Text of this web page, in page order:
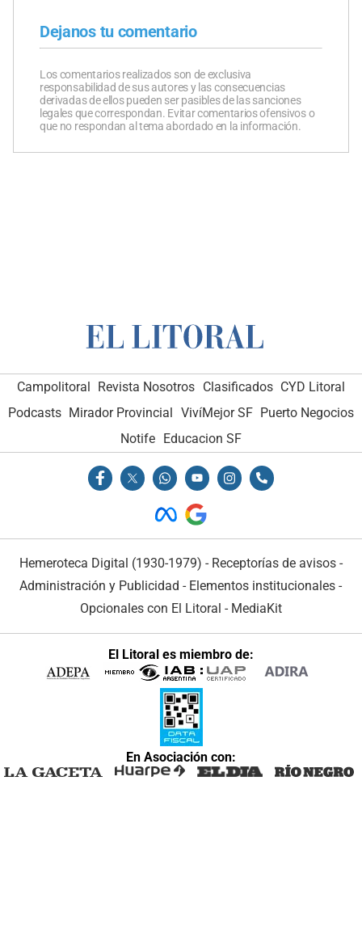
Dejanos tu comentario
Los comentarios realizados son de exclusiva
responsabilidad de sus autores y las consecuencias
derivadas de ellos pueden ser pasibles de las sanciones
legales que correspondan. Evitar comentarios ofensivos o
que no respondan al tema abordado en la información.
Campolitoral Revista Nosotros Clasificados CYD Litoral
Podcasts Mirador Provincial VivíMejor SF Puerto Negocios
Notife
Educacion SF
Hemeroteca Digital (1930-1979) - Receptorías de avisos -
Administración y Publicidad - Elementos institucionales -
Opcionales con El Litoral - MediaKit
El Litoral es miembro de:
En Asociación con: